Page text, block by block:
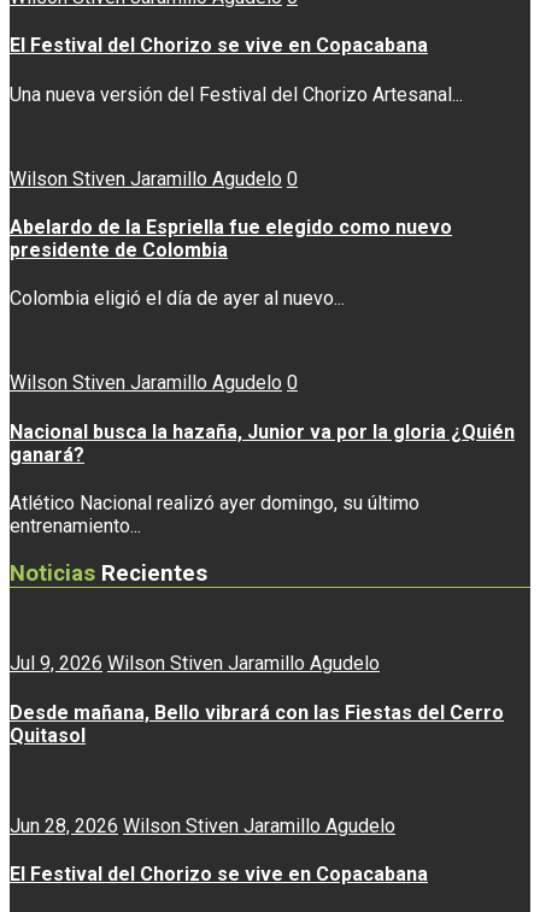
El Festival del Chorizo se vive en Copacabana
Una nueva versión del Festival del Chorizo Artesanal...
Wilson Stiven Jaramillo Agudelo 0
Abelardo de la Espriella fue elegido como nuevo
presidente de Colombia
Colombia eligió el día de ayer al nuevo...
Wilson Stiven Jaramillo Agudelo 0
Nacional busca la hazaña, Junior va por la gloria ¿Quién
ganará?
Atlético Nacional realizó ayer domingo, su último
entrenamiento...
Noticias Recientes
Jul 9, 2026 Wilson Stiven Jaramillo Agudelo
Desde mañana, Bello vibrará con las Fiestas del Cerro
Quitasol
Jun 28, 2026 Wilson Stiven Jaramillo Agudelo
El Festival del Chorizo se vive en Copacabana